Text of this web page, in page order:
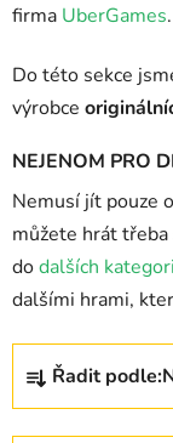
firma UberGames.
Do této sekce
výrobce
NEJENOM PRO
Nemusí jít pouze
můžete hrát třeba
dodalších
dalšími hrami,
Ř
z
Řadit podle: